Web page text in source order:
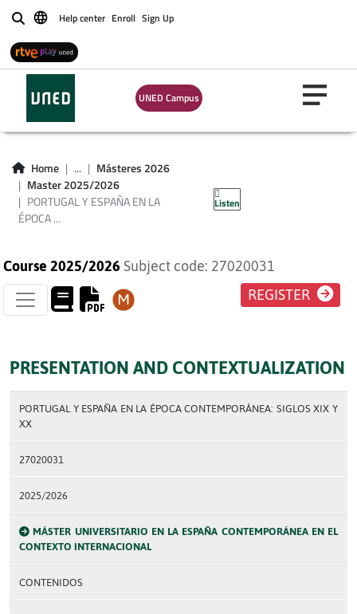
BuscarHelp center Enroll Sign Up
UNED Campus
Home ...
Másteres 2026
Master 2025/2026
PORTUGAL Y ESPAÑA EN LA
ÉPOCA ...
Listen
PORTUGAL Y
ESPAÑA EN LA
ÉPOCA
CONTEMPORÁNEA:
SIGLOS XIX Y XX
Course 2025/2026 Subject code: 27020031
REGISTER
PRESENTATION AND CONTEXTUALIZATION
PORTUGAL Y ESPAÑA EN LA ÉPOCA CONTEMPORÁNEA: SIGLOS XIX Y
XX
27020031
2025/2026
MÁSTER UNIVERSITARIO EN LA ESPAÑA CONTEMPORÁNEA EN EL
CONTEXTO INTERNACIONAL
CONTENIDOS